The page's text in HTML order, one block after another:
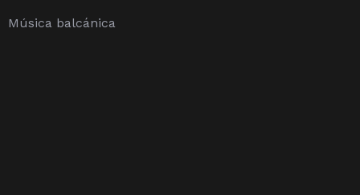
Música balcánica